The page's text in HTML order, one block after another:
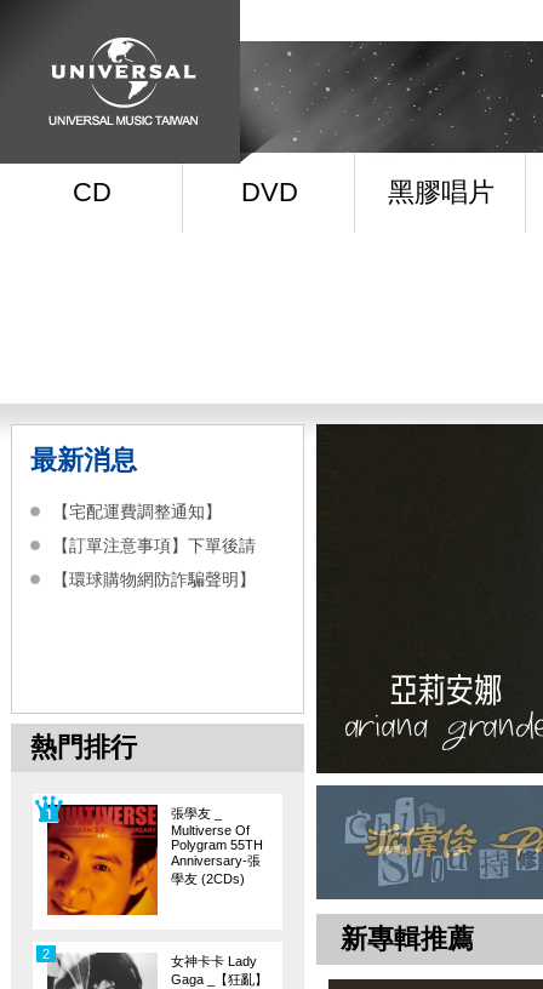
CD DVD 黑膠唱片
最新消息
【宅配運費調整通知】
【訂單注意事項】下單後請
【環球購物網防詐騙聲明】
熱門排行
張學友 _
Multiverse Of
Polygram 55TH
Anniversary-張
學友 (2CDs)
女神卡卡 Lady
Gaga _【狂亂】
2 新專輯推薦